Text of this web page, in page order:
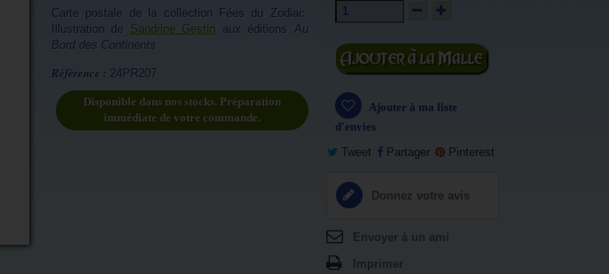
Carte postale de la collection Fées du Zodiac.
Illustration de Sandrine Gestin aux éditions Au
Bord des Continents
Référence : 24PR207
Disponible dans nos stocks. Préparation
immédiate de votre commande.
Ajouter au
panier
Ajouter à ma liste
d'envies
Tweet
Partager Pinterest
Donnez votre avis
Envoyer à un ami
Imprimer